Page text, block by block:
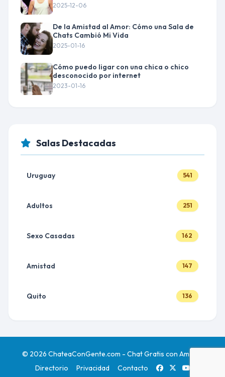
2025-12-06
De la Amistad al Amor: Cómo una Sala de
Chats Cambió Mi Vida
2025-01-16
Cómo puedo ligar con una chica o chico
desconocido por internet
2023-01-16
Salas Destacadas
Uruguay 541
Adultos 251
Sexo Casadas 162
Amistad 147
Quito 136
© 2026 ChateaConGente.com - Chat Gratis con Amigos
Directorio
Privacidad Contacto